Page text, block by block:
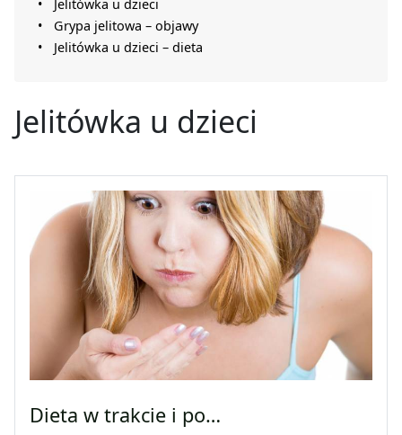
Jelitówka u dzieci
Grypa jelitowa – objawy
Jelitówka u dzieci – dieta
Jelitówka u dzieci
Dieta w trakcie i po…